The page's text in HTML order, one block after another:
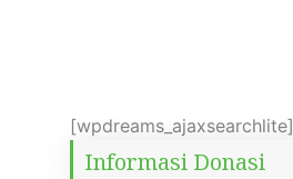
[wpdreams_ajaxsearchlite]
Informasi Donasi